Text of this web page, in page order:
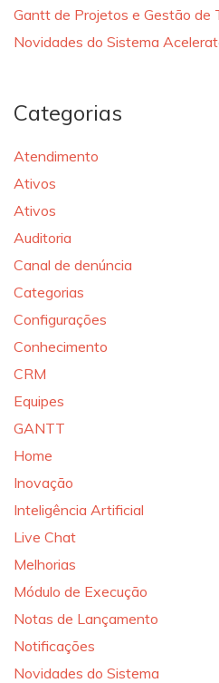
Gantt de Projetos e Gestão de
Novidades do Sistema
Categorias
Atendimento
Ativos
Ativos
Auditoria
Canal de denúncia
Categorias
Configurações
Conhecimento
CRM
Equipes
GANTT
Home
Inovação
Inteligência Artificial
Live Chat
Melhorias
Módulo de Execução
Notas de Lançamento
Notificações
Novidades do Sistema